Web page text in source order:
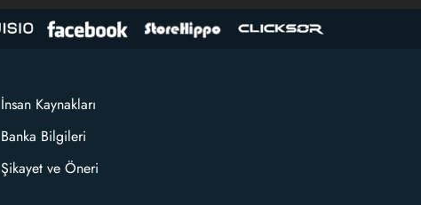
İnsan Kaynakları
Banka Bilgileri
Şikayet ve Öneri